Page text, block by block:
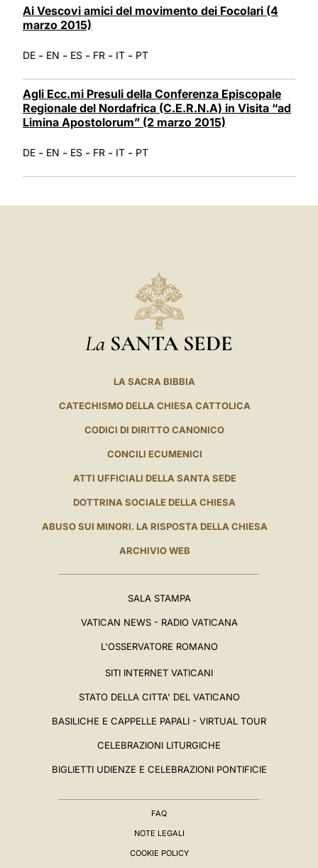
Ai Vescovi amici del movimento dei Focolari (4
marzo 2015)
DE - EN - ES - FR - IT - PT
Agli Ecc.mi Presuli della Conferenza Episcopale
Regionale del Nordafrica (C.E.R.N.A) in Visita “ad
Limina Apostolorum” (2 marzo 2015)
DE - EN - ES - FR - IT - PT
La SANTA SEDE
LA SACRA BIBBIA
CATECHISMO DELLA CHIESA CATTOLICA
CODICI DI DIRITTO CANONICO
CONCILI ECUMENICI
ATTI UFFICIALI DELLA SANTA SEDE
DOTTRINA SOCIALE DELLA CHIESA
ABUSO SUI MINORI. LA RISPOSTA DELLA CHIESA
ARCHIVIO WEB
SALA STAMPA
VATICAN NEWS - RADIO VATICANA
L'OSSERVATORE ROMANO
SITI INTERNET VATICANI
STATO DELLA CITTA' DEL VATICANO
BASILICHE E CAPPELLE PAPALI - VIRTUAL TOUR
CELEBRAZIONI LITURGICHE
BIGLIETTI UDIENZE E CELEBRAZIONI PONTIFICIE
FAQ
NOTE LEGALI
COOKIE POLICY